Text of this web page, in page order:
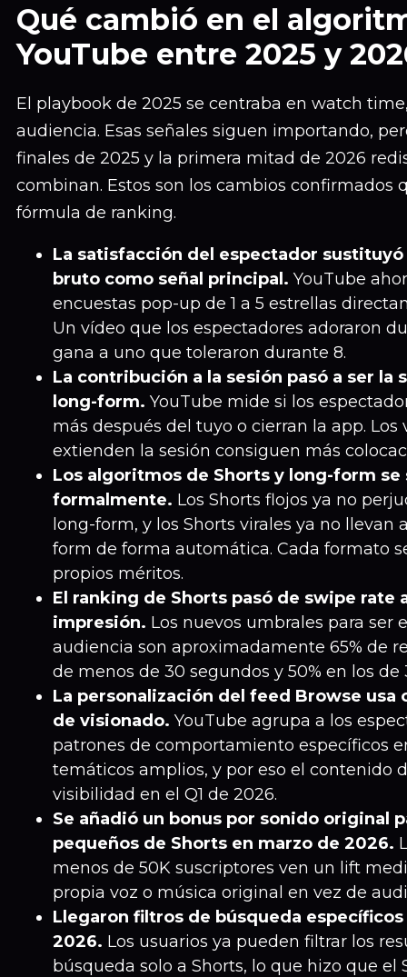
Qué cambió en el
YouTube entre 2025 y
El playbook de 2025 se centraba en watch
audiencia. Esas señales siguen importando,
finales de 2025 y la primera mitad de 2026
combinan. Estos son los cambios confirmados
fórmula de ranking.
La satisfacción del espectador
bruto como señal principal. YouTube
encuestas pop-up de 1 a 5 estrellas
Un vídeo que los espectadores adoraron
gana a uno que toleraron durante 8.
La contribución a la sesión pasó a ser la
long-form. YouTube mide si los
más después del tuyo o cierran la app. Los
extienden la sesión consiguen más
Los algoritmos de Shorts y long-form se
formalmente. Los Shorts flojos ya no
long-form, y los Shorts virales ya no llevan
form de forma automática. Cada formato
propios méritos.
El ranking de Shorts pasó de swipe rate
impresión. Los nuevos umbrales para ser
audiencia son aproximadamente 65% de
de menos de 30 segundos y 50% en los de
La personalización del feed Browse usa
de visionado. YouTube agrupa a los
patrones de comportamiento específicos
temáticos amplios, y por eso el contenido
visibilidad en el Q1 de 2026.
Se añadió un bonus por sonido original
pequeños de Shorts en marzo de 2026.
menos de 50K suscriptores ven un lift
propia voz o música original en vez de
Llegaron filtros de búsqueda específicos
2026. Los usuarios ya pueden filtrar los
búsqueda solo a Shorts, lo que hizo que el